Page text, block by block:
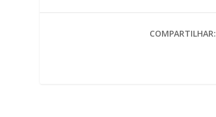
COMPARTILHAR: